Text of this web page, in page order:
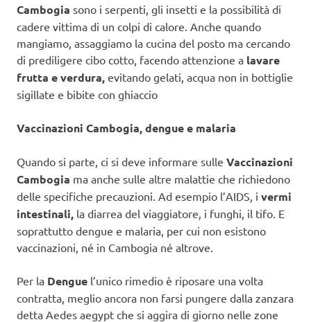
Cambogia sono i serpenti, gli insetti e la possibilità di
cadere vittima di un colpi di calore. Anche quando
mangiamo, assaggiamo la cucina del posto ma cercando
di prediligere cibo cotto, facendo attenzione a lavare
frutta e verdura, evitando gelati, acqua non in bottiglie
sigillate e bibite con ghiaccio
Vaccinazioni Cambogia, dengue e malaria
Quando si parte, ci si deve informare sulle Vaccinazioni
Cambogia ma anche sulle altre malattie che richiedono
delle specifiche precauzioni. Ad esempio l’AIDS, i vermi
intestinali, la diarrea del viaggiatore, i funghi, il tifo. E
soprattutto dengue e malaria, per cui non esistono
vaccinazioni, né in Cambogia né altrove.
Per la Dengue l’unico rimedio è riposare una volta
contratta, meglio ancora non farsi pungere dalla zanzara
detta Aedes aegypt che si aggira di giorno nelle zone